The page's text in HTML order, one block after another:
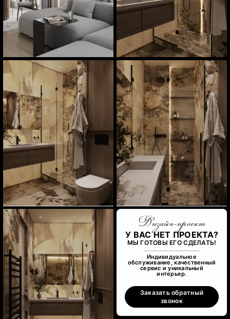
Дизайн-проект
У ВАС НЕТ ПРОЕКТА?
МЫ ГОТОВЫ ЕГО СДЕЛАТЬ!
Индивидуальное
обслуживание, качественный
сервис и уникальный
интерьер.
Заказать обратный
звонок